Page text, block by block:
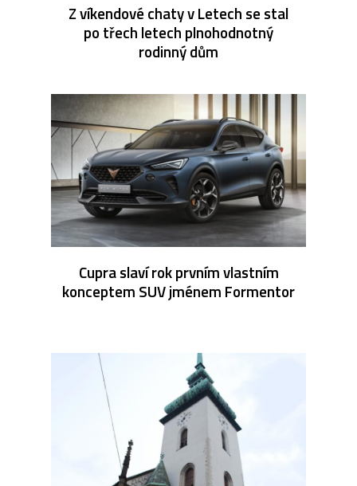
Z víkendové chaty v Letech se stal
po třech letech plnohodnotný
rodinný dům
Cupra slaví rok prvním vlastním
konceptem SUV jménem Formentor